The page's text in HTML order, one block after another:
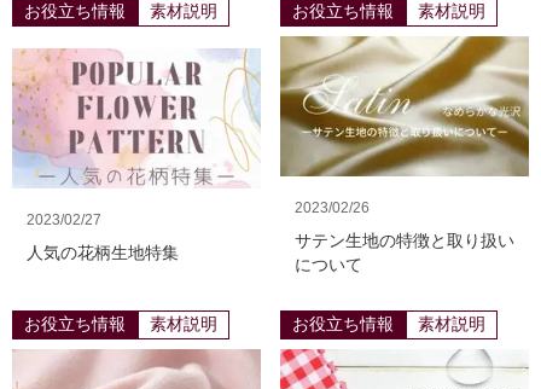
お役立ち情報 素材説明
2023/02/27
人気の花柄生地特集
お役立ち情報 素材説明
2023/02/26
サテン生地の特徴と取り扱い
について
お役立ち情報 素材説明 お役立ち情報 素材説明